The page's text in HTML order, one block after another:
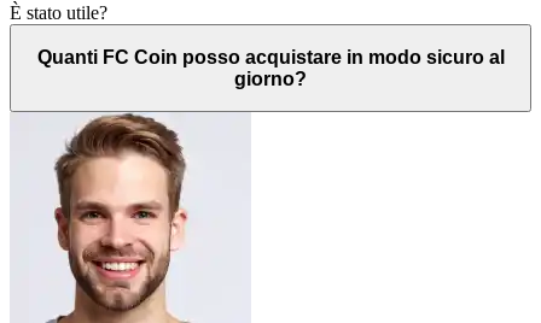
È stato utile?
Quanti FC Coin posso acquistare in modo sicuro al
giorno?